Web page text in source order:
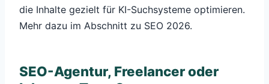
die Inhalte gezielt für KI-Suchsysteme optimieren.
Mehr dazu im Abschnitt zu SEO 2026.
SEO-Agentur, Freelancer oder